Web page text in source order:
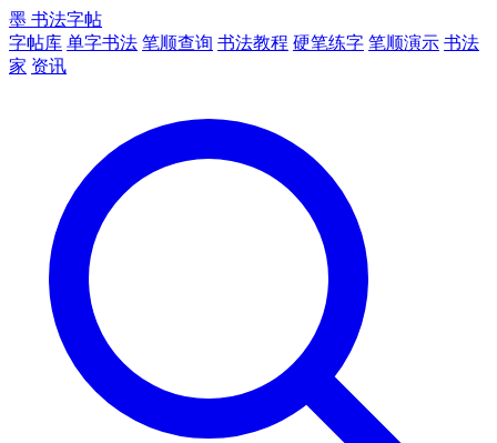
墨 书法字帖
字帖库 单字书法 笔顺查询 书法教程 硬笔练字 笔顺演示 书法
家 资讯